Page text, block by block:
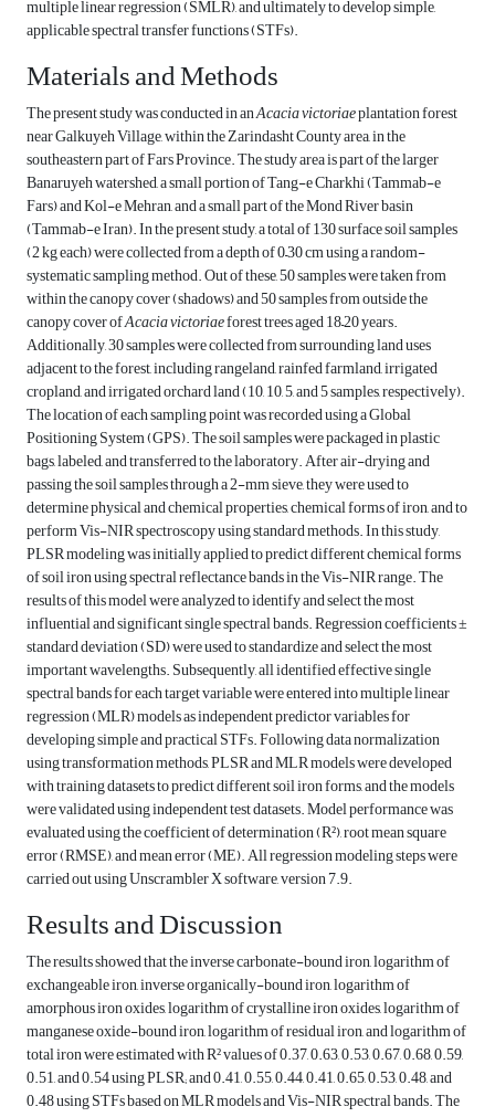
multiple linear regression (SMLR), and ultimately to develop simple,
applicable spectral transfer functions (STFs).
Materials and Methods
The present study was conducted in anAcacia victoriaeplantation forest
near Galkuyeh Village, within the Zarindasht County area, in the
southeastern part of Fars Province. The study area is part of the larger
Banaruyeh watershed, a small portion of Tang-e Charkhi (Tammab-e
Fars) and Kol-e Mehran, and a small part of the Mond River basin
(Tammab-e Iran). In the present study, a total of 130 surface soil samples
(2 kg each) were collected from a depth of 0–30 cm using a random-
systematic sampling method. Out of these, 50 samples were taken from
within the canopy cover (shadows) and 50 samples from outside the
canopy cover ofAcacia victoriaeforest trees aged 18–20 years.
Additionally, 30 samples were collected from surrounding land uses
adjacent to the forest, including rangeland, rainfed farmland, irrigated
cropland, and irrigated orchard land (10, 10, 5, and 5 samples, respectively).
The location of each sampling point was recorded using a Global
Positioning System (GPS). The soil samples were packaged in plastic
bags, labeled, and transferred to the laboratory. After air-drying and
passing the soil samples through a 2-mm sieve, they were used to
determine physical and chemical properties, chemical forms of iron, and to
perform Vis-NIR spectroscopy using standard methods. In this study,
PLSR modeling was initially applied to predict different chemical forms
of soil iron using spectral reflectance bands in the Vis-NIR range. The
results of this model were analyzed to identify and select the most
influential and significant single spectral bands. Regression coefficients ±
standard deviation (SD) were used to standardize and select the most
important wavelengths. Subsequently, all identified effective single
spectral bands for each target variable were entered into multiple linear
regression (MLR) models as independent predictor variables for
developing simple and practical STFs. Following data normalization
using transformation methods, PLSR and MLR models were developed
with training datasets to predict different soil iron forms, and the models
were validated using independent test datasets. Model performance was
evaluated using the coefficient of determination (R²), root mean square
error (RMSE), and mean error (ME). All regression modeling steps were
carried out using Unscrambler X software, version 7.9.
Results and Discussion
The results showed that the inverse carbonate-bound iron, logarithm of
exchangeable iron, inverse organically-bound iron, logarithm of
amorphous iron oxides, logarithm of crystalline iron oxides, logarithm of
manganese oxide-bound iron, logarithm of residual iron, and logarithm of
total iron were estimated with R² values of 0.37, 0.63, 0.53, 0.67, 0.68, 0.59,
0.51, and 0.54 using PLSR; and 0.41, 0.55, 0.44, 0.41, 0.65, 0.53, 0.48, and
0.48 using STFs based on MLR models and Vis-NIR spectral bands. The